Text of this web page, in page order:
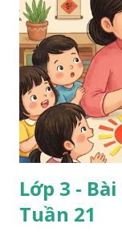
Lớp 3 -
Tuần 21